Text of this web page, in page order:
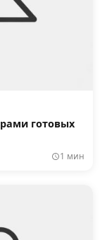
готовых
1 мин